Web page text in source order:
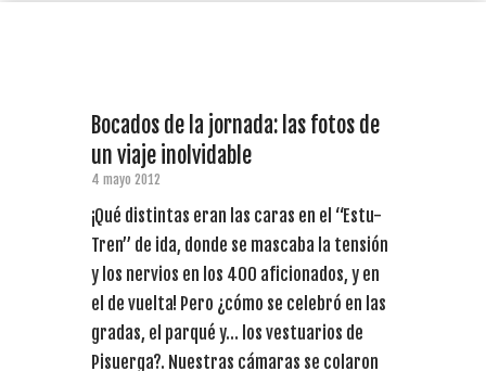
Bocados de la jornada: las fotos de
un viaje inolvidable
4 mayo 2012
¡Qué distintas eran las caras en el “Estu-
Tren” de ida, donde se mascaba la tensión
y los nervios en los 400 aficionados, y en
el de vuelta! Pero ¿cómo se celebró en las
gradas, el parqué y… los vestuarios de
Pisuerga?. Nuestras cámaras se colaron